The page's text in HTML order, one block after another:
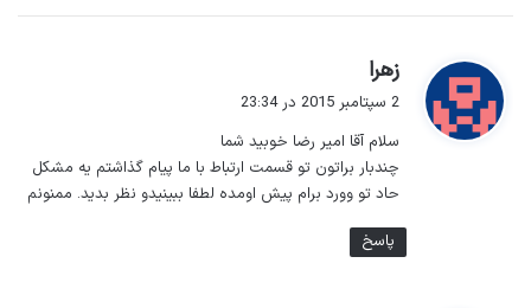
زهرا
ف
2 سپتامبر 2015 در 23:34
سلام آقا امیر رضا خوبید شما
چندبار براتون تو قسمت ارتباط با ما پیام گذاشتم یه مشکل
حاد تو وورد برام پیش اومده لطفا ببینیدو نظر بدید. ممنونم
پاسخ